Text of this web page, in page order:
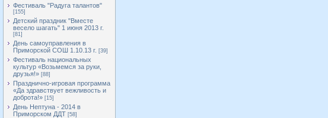
Фестиваль "Радуга талантов"
[155]
Детский праздник "Вместе
весело шагать" 1 июня 2013 г.
[81]
День самоуправления в
Приморской СОШ 1.10.13 г. [39]
Фестиваль национальных
культур «Возьмемся за руки,
друзья!» [88]
Празднично-игровая программа
«Да здравствует вежливость и
доброта!» [15]
День Нептуна - 2014 в
Приморском ДДТ [58]